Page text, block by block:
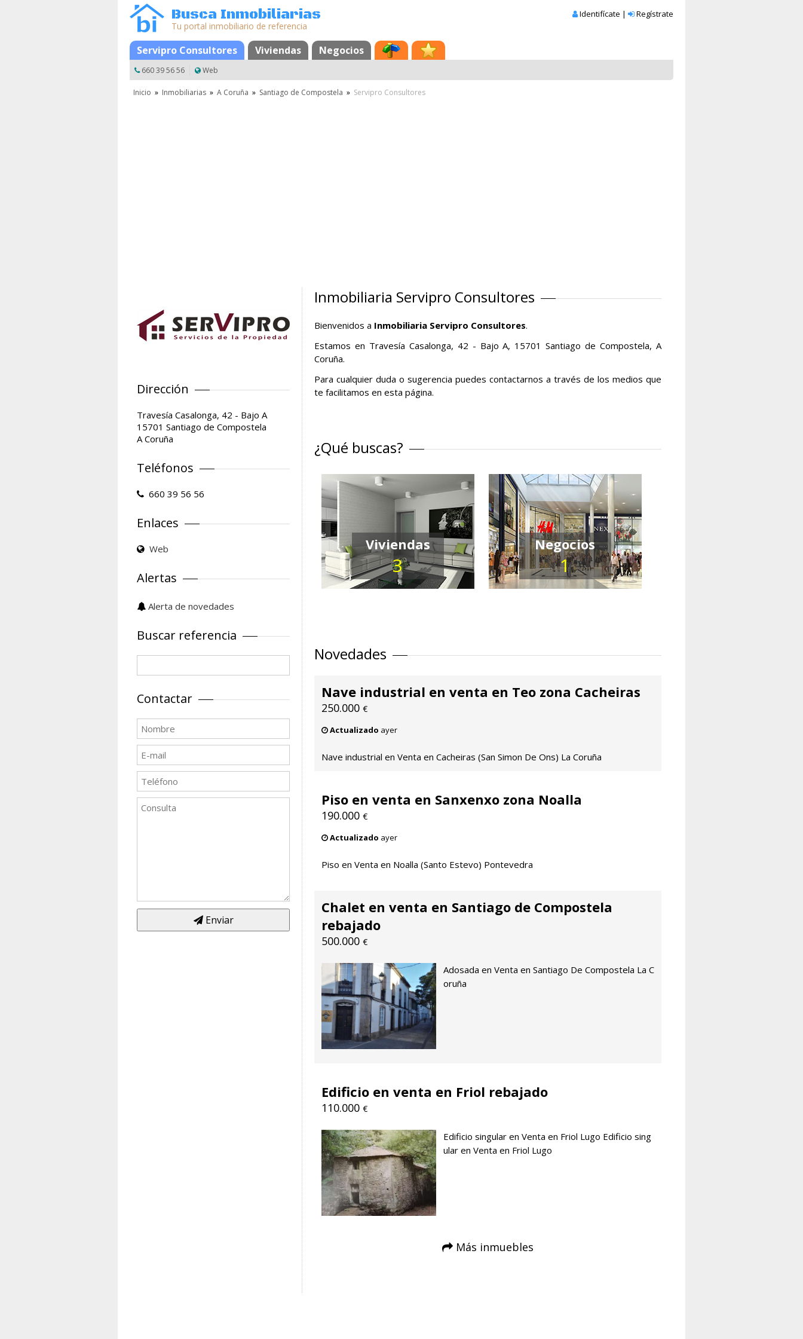
Busca Inmobiliarias
Tu portal inmobiliario de referencia
Identifícate | Regístrate
Servipro Consultores Viviendas Negocios
Favoritos
660 39 56 56 Web
Inicio » Inmobiliarias » A Coruña » Santiago de Compostela » Servipro Consultores
Dirección
Travesía Casalonga, 42 - Bajo A
15701 Santiago de Compostela
A Coruña
Teléfonos
660 39 56 56
Enlaces
Web
Alertas
Alerta de novedades
Buscar referencia
Contactar
Enviar
Inmobiliaria Servipro Consultores
Bienvenidos a Inmobiliaria Servipro Consultores.
Estamos en Travesía Casalonga, 42 - Bajo A, 15701 Santiago de Compostela, A
Coruña.
Para cualquier duda o sugerencia puedes contactarnos a través de los medios que
te facilitamos en esta página.
¿Qué buscas?
Viviendas
3
Negocios
1
Novedades
Nave industrial en venta en Teo zona Cacheiras
250.000 €
Actualizado ayer
Nave industrial en Venta en Cacheiras (San Simon De Ons) La Coruña
Piso en venta en Sanxenxo zona Noalla
190.000 €
Actualizado ayer
Piso en Venta en Noalla (Santo Estevo) Pontevedra
Chalet en venta en Santiago de Compostela
rebajado
500.000 €
Adosada en Venta en Santiago De Compostela La C
oruña
Edificio en venta en Friol rebajado
110.000 €
Edificio singular en Venta en Friol Lugo Edificio sing
ular en Venta en Friol Lugo
Más inmuebles